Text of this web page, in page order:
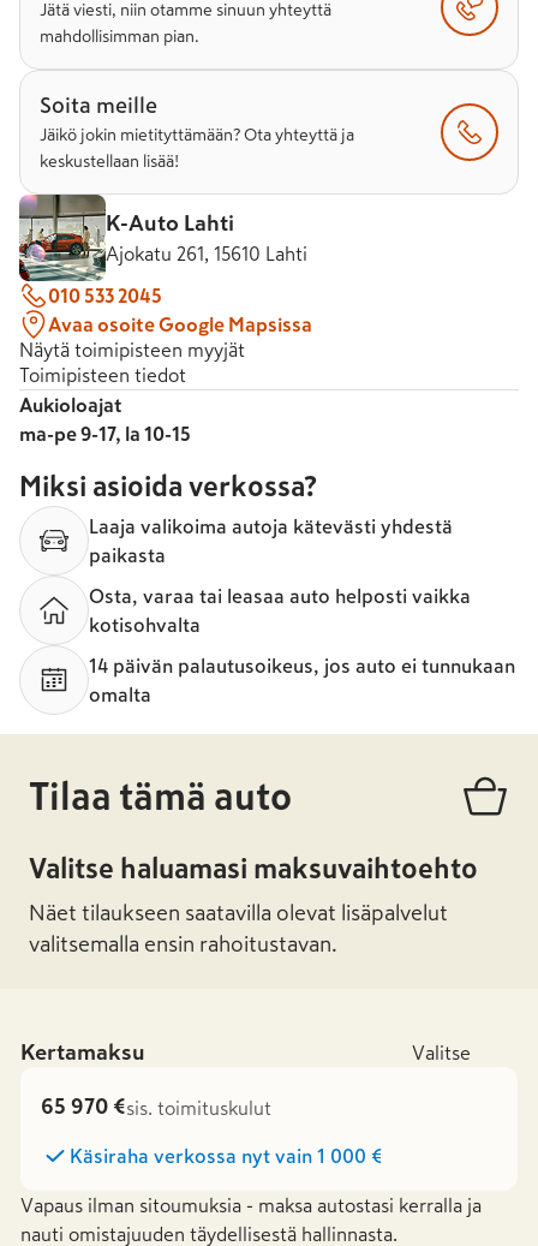
Jätä viesti, niin otamme sinuun yhteyttä
mahdollisimman pian.
Soita meille
Jäikö jokin mietityttämään? Ota yhteyttä ja
keskustellaan lisää!
K-Auto Lahti
Ajokatu 261, 15610 Lahti
010 533 2045
Avaa osoite Google Mapsissa
Näytä toimipisteen myyjät
Toimipisteen tiedot
Aukioloajat
ma-pe 9-17, la 10-15
Miksi asioida verkossa?
Laaja valikoima autoja kätevästi yhdestä
paikasta
Osta, varaa tai leasaa auto helposti vaikka
kotisohvalta
14 päivän palautusoikeus, jos auto ei tunnukaan
omalta
Tilaa tämä auto
Valitse haluamasi maksuvaihtoehto
Näet tilaukseen saatavilla olevat lisäpalvelut
valitsemalla ensin rahoitustavan.
Kertamaksu Valitse
65 970 €sis. toimituskulut
Käsiraha verkossa nyt vain 1 000 €
Vapaus ilman sitoumuksia - maksa autostasi kerralla ja
nauti omistajuuden täydellisestä hallinnasta.